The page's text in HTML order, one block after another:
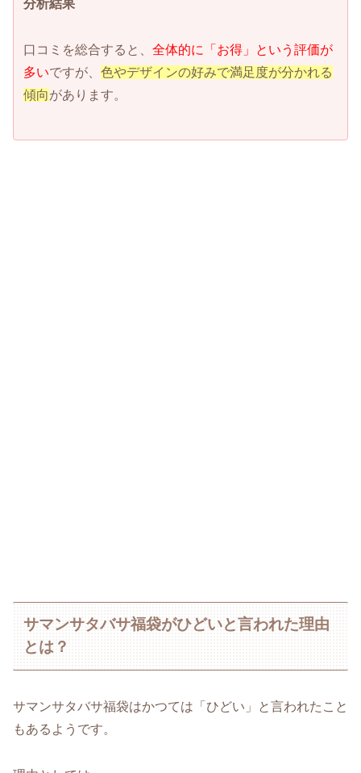
分析結果
口コミを総合すると、 全体的に「お得」という評価が
多いですが、 色やデザインの好みで満足度が分かれる
傾向があります。
サマンサタバサ福袋がひどいと言われた理由
とは？
サマンサタバサ福袋はかつては「ひどい」と言われたこと
もあるようです。